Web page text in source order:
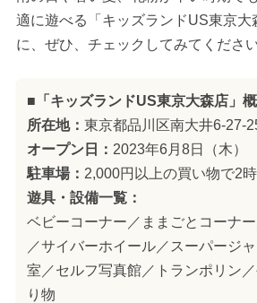
適に遊べる「キッズランドUS東京大
に、ぜひ、チェックしてみてくださ
■「キッズランドUS東京大森店」
所在地： 東京都品川区南大井6-27-
オープン日： 2023年6月8日（木）
駐車場： 2,000円以上の買い物で2
遊具・設備一覧：
ベビーコーナー／ままごとコーナ
／サイバーホイール／スーパージ
室／セルフ写真館／トランポリン
り物